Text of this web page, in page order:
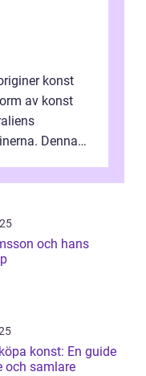
konst
av konst
Denna
och hans
konst: En guide
och samlare